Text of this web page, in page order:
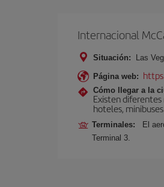
Internacional
Situación: Las
Página web:
Cómo llegar a la
Existen
hoteles,
Terminales:
El
Terminal 3.